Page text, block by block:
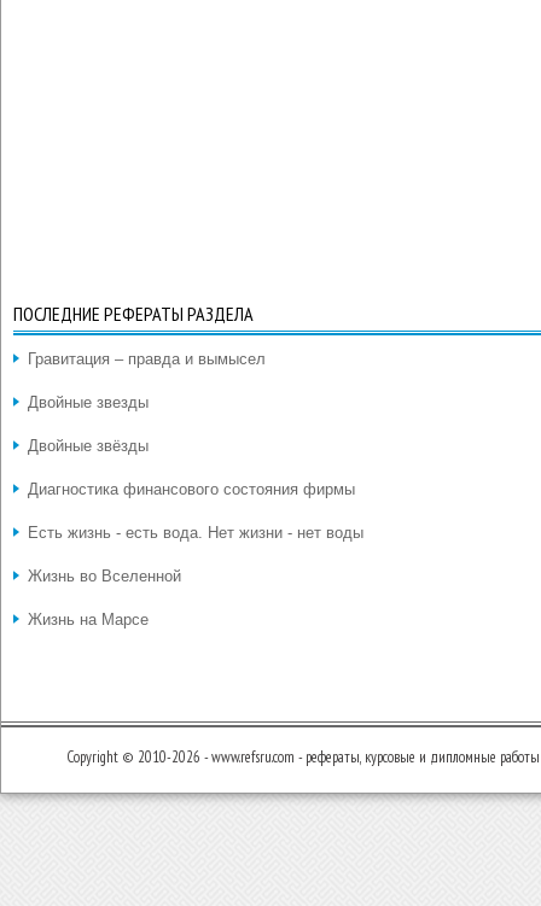
ПОСЛЕДНИЕ РЕФЕРАТЫ РАЗДЕЛА
Гравитация – правда и вымысел
Двойные звезды
Двойные звёзды
Диагностика финансового состояния фирмы
Есть жизнь - есть вода. Нет жизни - нет воды
Жизнь во Вселенной
Жизнь на Марсе
Copyright © 2010-2026 - www.refsru.com - рефераты, курсовые и дипломные работы